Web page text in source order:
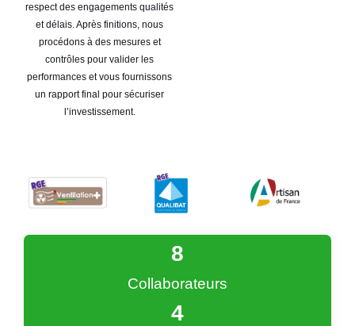
respect des engagements qualités
et délais. Après finitions, nous
procédons à des mesures et
contrôles pour valider les
performances et vous fournissons
un rapport final pour sécuriser
l’investissement.
Collaborateurs
9
4